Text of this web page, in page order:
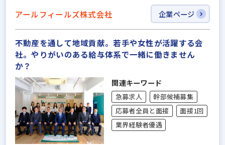
アールフィールズ株式会社 企業ページ
不動産を通して地域貢献。若手や女性が活躍する会
社。やりがいのある給与体系で一緒に働きません
か？
関連キーワード
急募求人
幹部候補募集
応募者全員と面接
面接1回
業界経験者優遇